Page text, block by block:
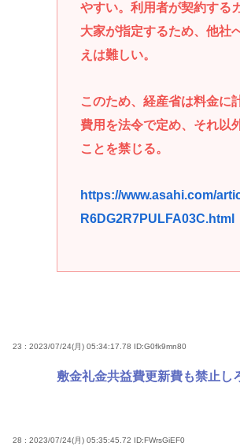
やすい。利用者が契約する
大家が指定するため、他社
えは難しい。
このため、経産省は料金に
費用を法令で定め、それ以
ことを禁じる。
https://www.asahi.com/
R6DG2R7PULFA03C.html
23 : 2023/07/24(月) 05:34:17.78 ID:G0fk9mn80
敷金礼金共益費更新費も禁止し
28 : 2023/07/24(月) 05:35:45.72 ID:FWrsGiEF0